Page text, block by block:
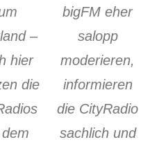
–
hier
die
bigFM eher
salopp
moderieren,
informieren
die CityRadio
sachlich und